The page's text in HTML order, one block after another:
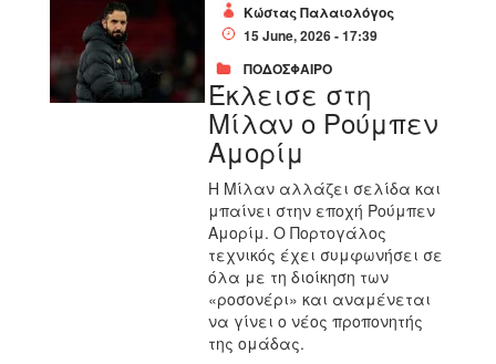
Κώστας Παλαιολόγος
15 June, 2026 - 17:39
ΠΟΔΟΣΦΑΙΡΟ
Έκλεισε στη
Μίλαν ο Ρούμπεν
Αμορίμ
Η Μίλαν αλλάζει σελίδα και
μπαίνει στην εποχή Ρούμπεν
Αμορίμ. Ο Πορτογάλος
τεχνικός έχει συμφωνήσει σε
όλα με τη διοίκηση των
«ροσονέρι» και αναμένεται
να γίνει ο νέος προπονητής
της ομάδας.